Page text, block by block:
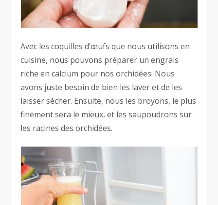
Avec les coquilles d’œufs que nous utilisons en
cuisine, nous pouvons préparer un engrais
riche en calcium pour nos orchidées. Nous
avons juste besoin de bien les laver et de les
laisser sécher. Ensuite, nous les broyons, le plus
finement sera le mieux, et les saupoudrons sur
les racines des orchidées.